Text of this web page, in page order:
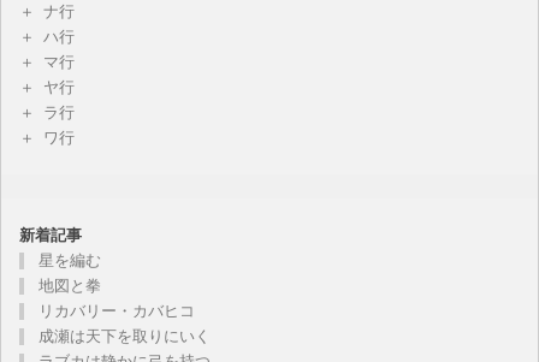
ナ行
ハ行
マ行
ヤ行
ラ行
ワ行
新着記事
星を編む
地図と拳
リカバリー・カバヒコ
成瀬は天下を取りにいく